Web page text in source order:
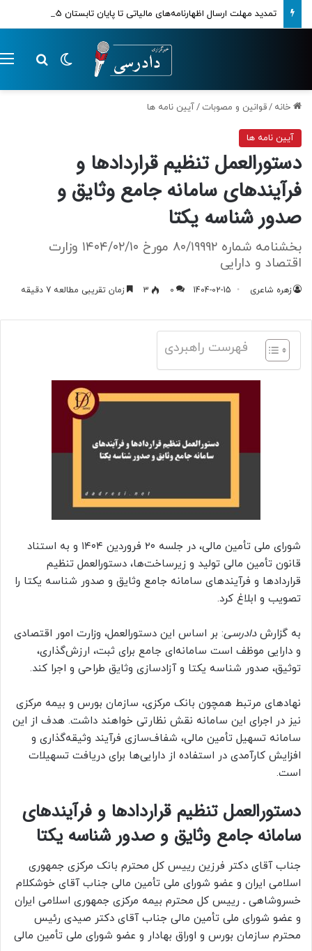
تمدید مهلت ارسال اظهارنامه‌های مالیاتی تا پایان تابستان 1405
تغییر پوسته
خانه /قوانین و مصوبات /آیین نامه ها
آیین نامه ها
دستورالعمل تنظیم قراردادها و
فرآیندهای سامانه جامع وثایق و
صدور شناسه یکتا
بخشنامه شماره ۸۰/۱۹۹۹۲ مورخ ۱۴۰۴/۰۲/۱۰ وزارت
اقتصاد و دارایی
زهره شاعری 1404-02-15
0
3 زمان تقریبی مطالعه 7 دقیقه
فهرست راهبردی
شورای ملی تأمین مالی، در جلسه ۲۰ فروردین ۱۴۰۴ و به استناد
قانون تأمین مالی تولید و زیرساخت‌ها، دستورالعمل تنظیم
قراردادها و فرآیندهای سامانه جامع وثایق و صدور شناسه یکتا را
تصویب و ابلاغ کرد.
به گزارشدادرسی: بر اساس این دستورالعمل، وزارت امور اقتصادی
و دارایی موظف است سامانه‌ای جامع برای ثبت، ارزش‌گذاری،
توثیق، صدور شناسه یکتا و آزادسازی وثایق طراحی و اجرا کند.
نهادهای مرتبط همچون بانک مرکزی، سازمان بورس و بیمه مرکزی
نیز در اجرای این سامانه نقش نظارتی خواهند داشت. هدف از این
سامانه تسهیل تأمین مالی، شفاف‌سازی فرآیند وثیقه‌گذاری و
افزایش کارآمدی در استفاده از دارایی‌ها برای دریافت تسهیلات
است.
دستورالعمل تنظیم قراردادها و فرآیندهای
سامانه جامع وثایق و صدور شناسه یکتا
جناب آقای دکتر فرزین رییس کل محترم بانک مرکزی جمهوری
اسلامی ایران و عضو شورای ملی تأمین مالی جناب آقای خوشکلام
خسروشاهی ـ رییس کل محترم بیمه مرکزی جمهوری اسلامی ایران
و عضو شورای ملی تأمین مالی جناب آقای دکتر صیدی رئیس
محترم سازمان بورس و اوراق بهادار و عضو شورای ملی تأمین مالی